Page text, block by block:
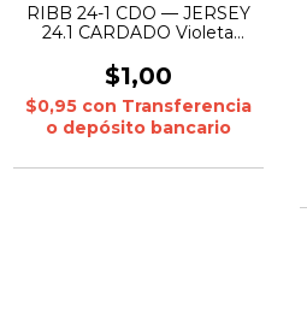
RIBB 24-1 CDO — JERSEY
24.1 CARDADO Violeta
CARDADO Melange claro:
5% 1kg
$1,00
$0,95 con Transferencia
o depósito bancario